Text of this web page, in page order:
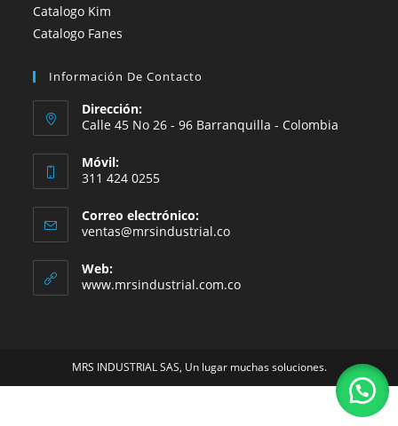
Catalogo Kim
Catalogo Fanes
Información De Contacto
Dirección:
Calle 45 No 26 - 96 Barranquilla - Colombia
Móvil:
311 424 0255
Correo electrónico:
ventas@mrsindustrial.coSe
tu
aplicación
Web:
www.mrsindustrial.com.co
MRS INDUSTRIAL SAS, Un lugar muchas soluciones.